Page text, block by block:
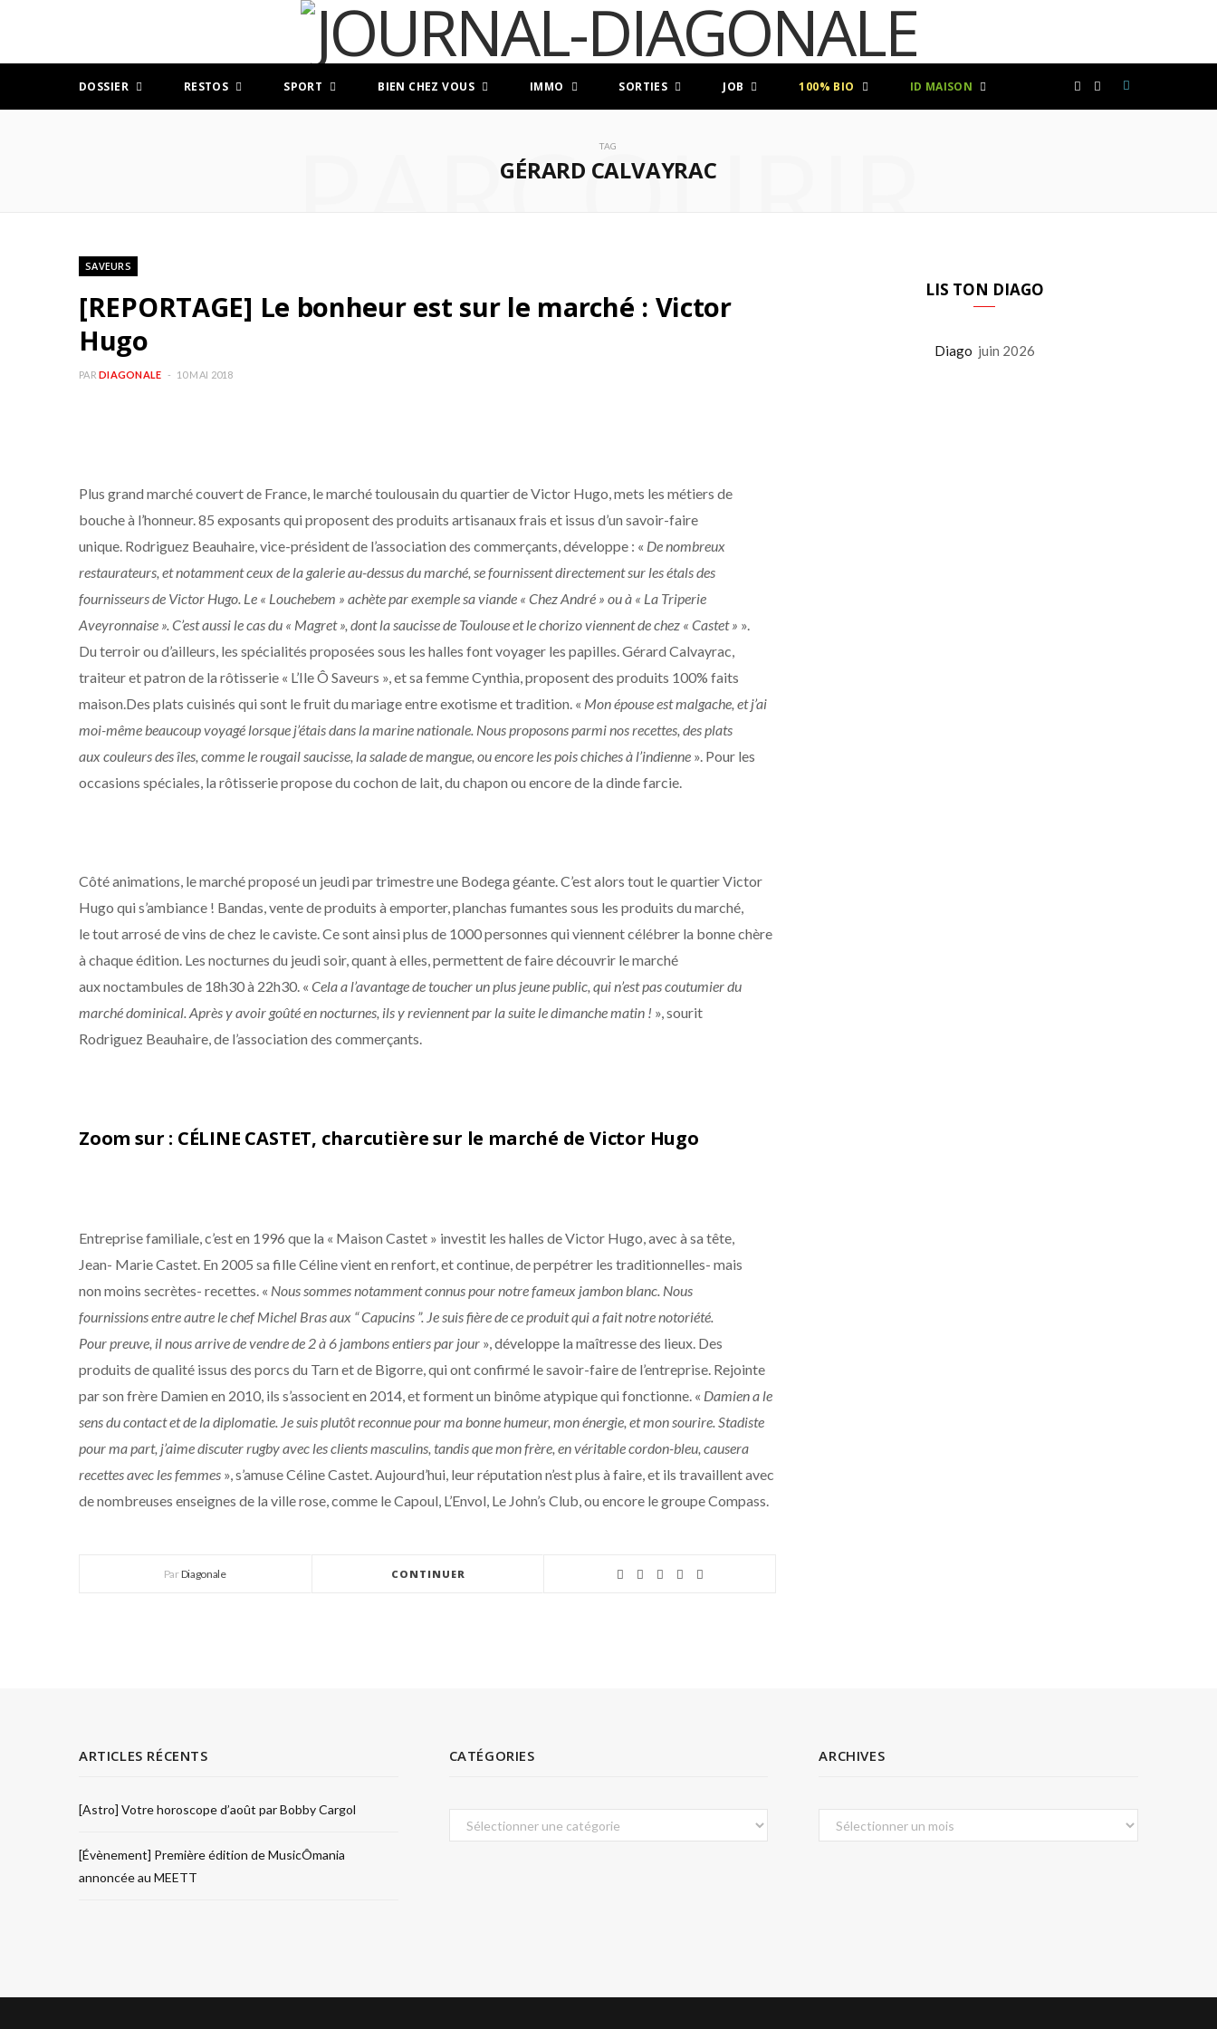
DOSSIER RESTOS SPORT BIEN CHEZ VOUS IMMO SORTIES JOB 100% BIO ID MAISON
TAG
GÉRARD CALVAYRAC
PARCOURIR
SAVEURS
[REPORTAGE] Le bonheur est sur le marché : Victor
Hugo
PAR DIAGONALE 10 MAI 2018
Plus grand marché couvert de France, le marché toulousain du quartier de Victor Hugo, mets les métiers de
bouche à l’honneur. 85 exposants qui proposent des produits artisanaux frais et issus d’un savoir-faire
unique. Rodriguez Beauhaire, vice-président de l’association des commerçants, développe : « De nombreux
restaurateurs, et notamment ceux de la galerie au-dessus du marché, se fournissent directement sur les étals des
fournisseurs de Victor Hugo. Le « Louchebem » achète par exemple sa viande « Chez André » ou à « La Triperie
Aveyronnaise ». C’est aussi le cas du « Magret », dont la saucisse de Toulouse et le chorizo viennent de chez « Castet » ».
Du terroir ou d’ailleurs, les spécialités proposées sous les halles font voyager les papilles. Gérard Calvayrac,
traiteur et patron de la rôtisserie « L’Ile Ô Saveurs », et sa femme Cynthia, proposent des produits 100% faits
maison.Des plats cuisinés qui sont le fruit du mariage entre exotisme et tradition. « Mon épouse est malgache, et j’ai
moi-même beaucoup voyagé lorsque j’étais dans la marine nationale. Nous proposons parmi nos recettes, des plats
aux couleurs des îles, comme le rougail saucisse, la salade de mangue, ou encore les pois chiches à l’indienne ». Pour les
occasions spéciales, la rôtisserie propose du cochon de lait, du chapon ou encore de la dinde farcie.
Côté animations, le marché proposé un jeudi par trimestre une Bodega géante. C’est alors tout le quartier Victor
Hugo qui s’ambiance ! Bandas, vente de produits à emporter, planchas fumantes sous les produits du marché,
le tout arrosé de vins de chez le caviste. Ce sont ainsi plus de 1000 personnes qui viennent célébrer la bonne chère
à chaque édition. Les nocturnes du jeudi soir, quant à elles, permettent de faire découvrir le marché
aux noctambules de 18h30 à 22h30. « Cela a l’avantage de toucher un plus jeune public, qui n’est pas coutumier du
marché dominical. Après y avoir goûté en nocturnes, ils y reviennent par la suite le dimanche matin ! », sourit
Rodriguez Beauhaire, de l’association des commerçants.
Zoom sur : CÉLINE CASTET, charcutière sur le marché de Victor Hugo
Entreprise familiale, c’est en 1996 que la « Maison Castet » investit les halles de Victor Hugo, avec à sa tête,
Jean- Marie Castet. En 2005 sa fille Céline vient en renfort, et continue, de perpétrer les traditionnelles- mais
non moins secrètes- recettes. « Nous sommes notamment connus pour notre fameux jambon blanc. Nous
fournissions entre autre le chef Michel Bras aux “ Capucins ”. Je suis fière de ce produit qui a fait notre notoriété.
Pour preuve, il nous arrive de vendre de 2 à 6 jambons entiers par jour », développe la maîtresse des lieux. Des
produits de qualité issus des porcs du Tarn et de Bigorre, qui ont confirmé le savoir-faire de l’entreprise. Rejointe
par son frère Damien en 2010, ils s’associent en 2014, et forment un binôme atypique qui fonctionne. « Damien a le
sens du contact et de la diplomatie. Je suis plutôt reconnue pour ma bonne humeur, mon énergie, et mon sourire. Stadiste
pour ma part, j’aime discuter rugby avec les clients masculins, tandis que mon frère, en véritable cordon-bleu, causera
recettes avec les femmes », s’amuse Céline Castet. Aujourd’hui, leur réputation n’est plus à faire, et ils travaillent avec
de nombreuses enseignes de la ville rose, comme le Capoul, L’Envol, Le John’s Club, ou encore le groupe Compass.
ParDiagonale CONTINUER
LIS TON DIAGO
Diago juin 2026
ARTICLES RÉCENTS
[Astro] Votre horoscope d’août par Bobby Cargol
[Évènement] Première édition de MusicÔmania
annoncée au MEETT
CATÉGORIES
Catégories
ARCHIVES
Archives